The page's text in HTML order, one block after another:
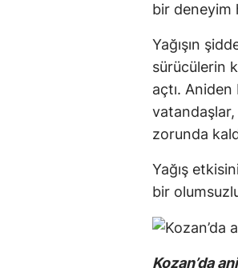
bir deneyim
Yağışın
sürücülerin
açtı. Aniden
vatandaşlar,
zorunda
Yağış
bir
Kozan’da